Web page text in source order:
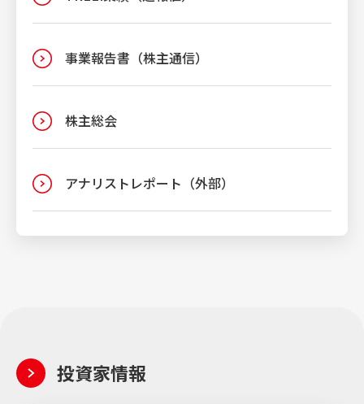
事業報告書（株主通信）
株主総会
アナリストレポート（外部）
投資家情報